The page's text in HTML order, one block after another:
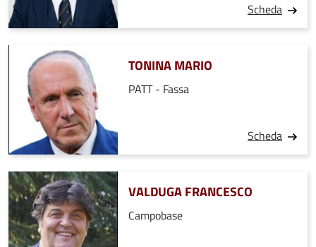
Scheda
TONINA MARIO
PATT - Fassa
Scheda
VALDUGA FRANCESCO
Campobase